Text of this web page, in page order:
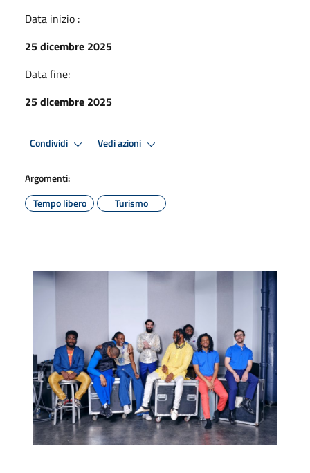
Data inizio :
25 dicembre 2025
Data fine:
25 dicembre 2025
Condividi Vedi azioni
Argomenti:
Tempo libero
Turismo